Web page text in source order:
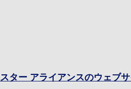
スター アライアンスのウェブサ